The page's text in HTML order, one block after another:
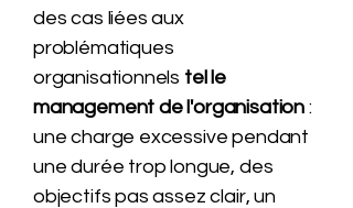
des cas liées aux
problématiques
organisationnels tel le
management de l'organisation:
une charge excessive pendant
une durée trop longue, des
objectifs pas assez clair, un